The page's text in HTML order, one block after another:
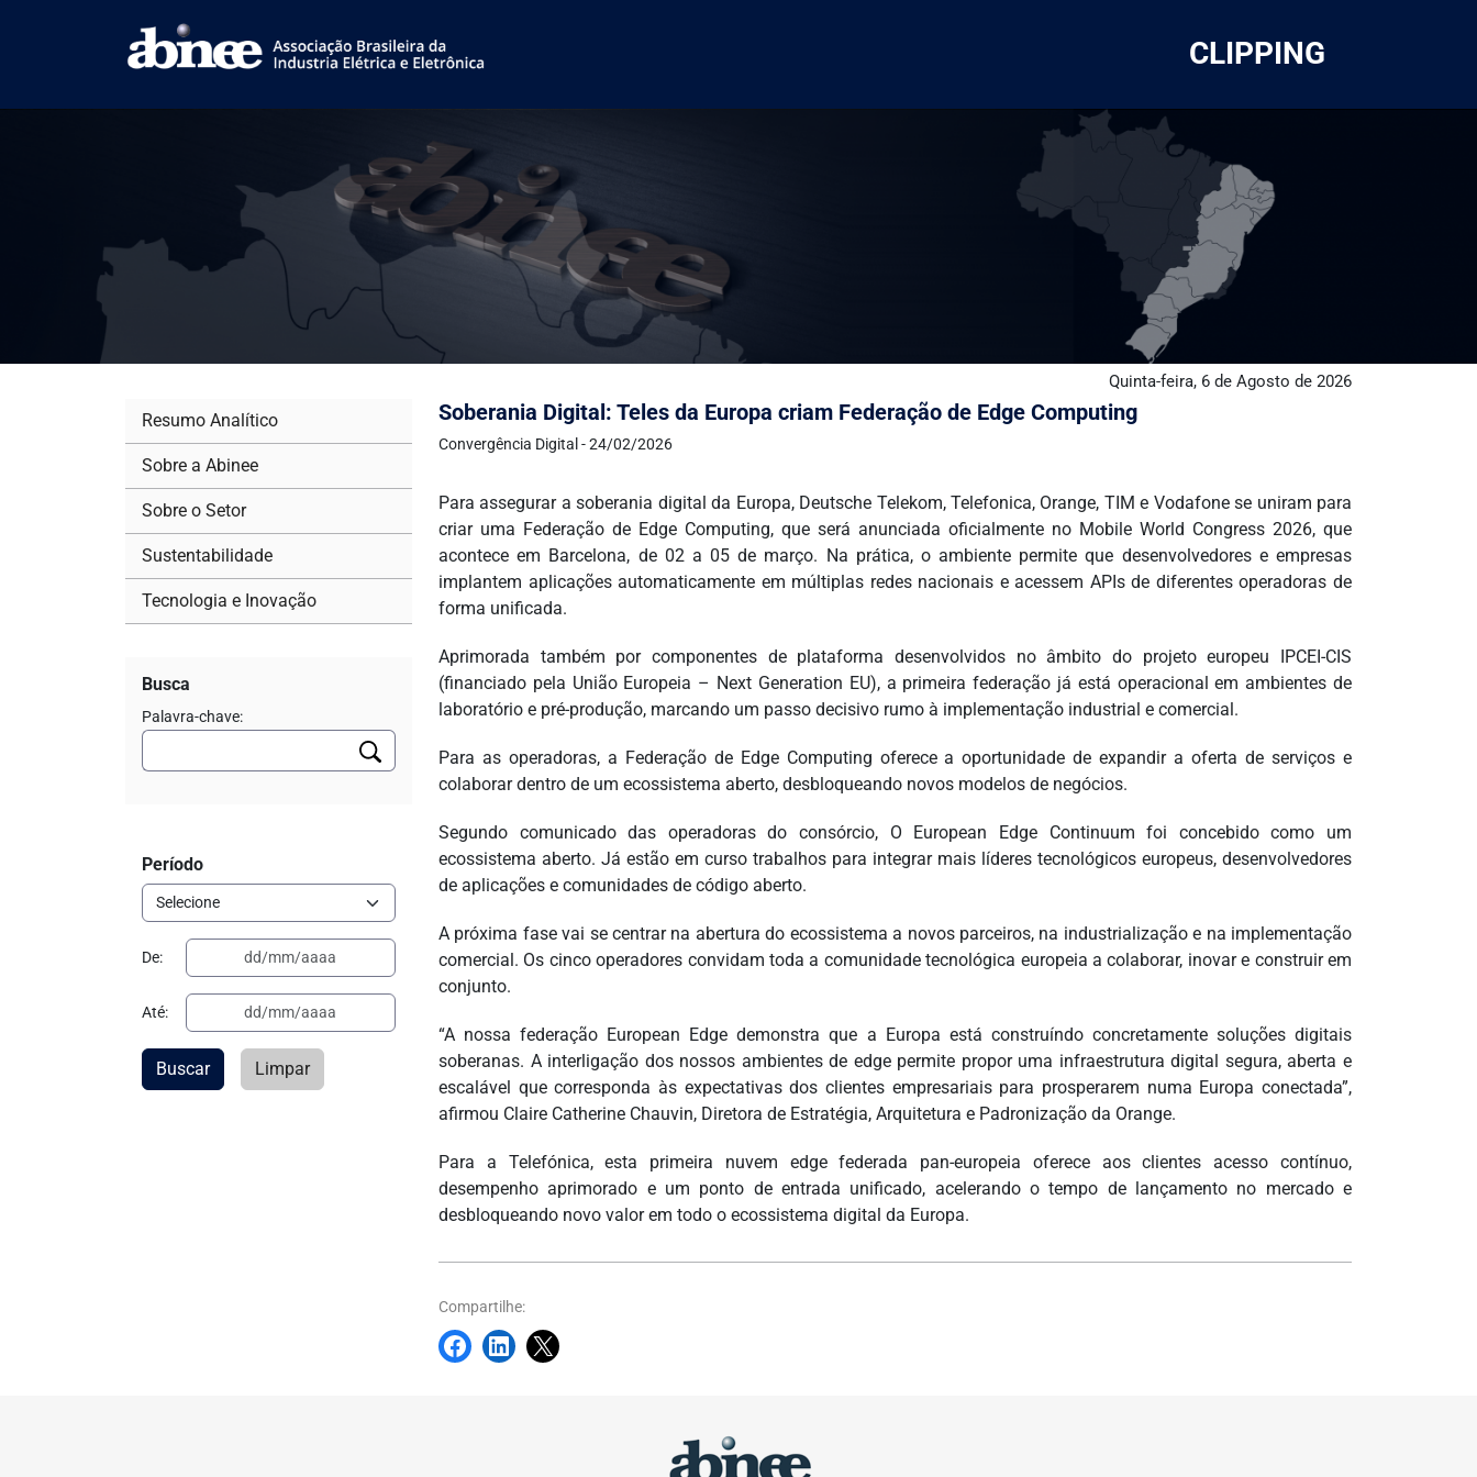
CLIPPING
Quinta-feira, 6 de Agosto de 2026
Soberania Digital: Teles da Europa criam Federação de Edge Computing
Convergência Digital - 24/02/2026
Para assegurar a soberania digital da Europa, Deutsche Telekom, Telefonica, Orange, TIM e Vodafone se uniram para
criar uma Federação de Edge Computing, que será anunciada oficialmente no Mobile World Congress 2026, que
acontece em Barcelona, de 02 a 05 de março. Na prática, o ambiente permite que desenvolvedores e empresas
implantem aplicações automaticamente em múltiplas redes nacionais e acessem APIs de diferentes operadoras de
forma unificada.
Aprimorada também por componentes de plataforma desenvolvidos no âmbito do projeto europeu IPCEI-CIS
(financiado pela União Europeia – Next Generation EU), a primeira federação já está operacional em ambientes de
laboratório e pré-produção, marcando um passo decisivo rumo à implementação industrial e comercial.
Para as operadoras, a Federação de Edge Computing oferece a oportunidade de expandir a oferta de serviços e
colaborar dentro de um ecossistema aberto, desbloqueando novos modelos de negócios.
Segundo comunicado das operadoras do consórcio, O European Edge Continuum foi concebido como um
ecossistema aberto. Já estão em curso trabalhos para integrar mais líderes tecnológicos europeus, desenvolvedores
de aplicações e comunidades de código aberto.
A próxima fase vai se centrar na abertura do ecossistema a novos parceiros, na industrialização e na implementação
comercial. Os cinco operadores convidam toda a comunidade tecnológica europeia a colaborar, inovar e construir em
conjunto.
“A nossa federação European Edge demonstra que a Europa está construíndo concretamente soluções digitais
soberanas. A interligação dos nossos ambientes de edge permite propor uma infraestrutura digital segura, aberta e
escalável que corresponda às expectativas dos clientes empresariais para prosperarem numa Europa conectada”,
afirmou Claire Catherine Chauvin, Diretora de Estratégia, Arquitetura e Padronização da Orange.
Para a Telefónica, esta primeira nuvem edge federada pan-europeia oferece aos clientes acesso contínuo,
desempenho aprimorado e um ponto de entrada unificado, acelerando o tempo de lançamento no mercado e
desbloqueando novo valor em todo o ecossistema digital da Europa.
Compartilhe:
Resumo Analítico
Sobre a Abinee
Sobre o Setor
Sustentabilidade
Tecnologia e Inovação
Busca
Palavra-chave:
Período
De:
Até:
Buscar Limpar